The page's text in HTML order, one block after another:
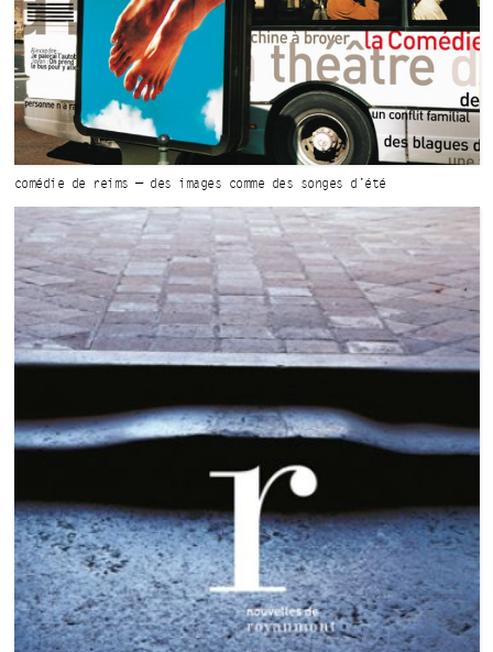
comédie de reims — des images comme des songes d’été